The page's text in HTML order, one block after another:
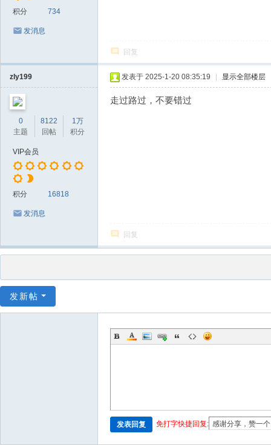
积分 734
发消息
回复
zly199
0
主题
8122
回帖
1万
积分
VIP会员
积分 16818
发消息
发表于 2025-1-20 08:35:19 显示全部楼层
走过路过，不要错过
回复
发新帖
发表回复 免打字快捷回复: